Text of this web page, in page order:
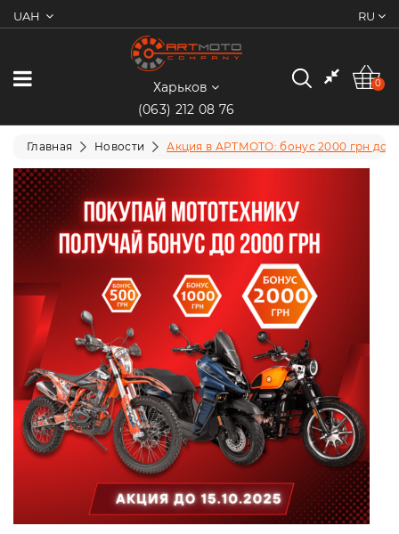
UAH RU
0
Категории
Мотоциклы
Квадроциклы
Скутеры/
Мопеды
Электротранспорт
Экипировка
Запчасти
Аксессуары
Харьков
(063) 212 08 76
0
Главная Новости Акция в АРТМОТО: бонус 2000 грн до